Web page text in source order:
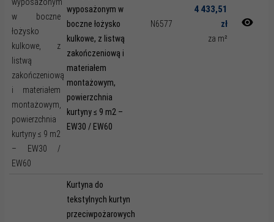
wyposażonym w
boczne łożysko
kulkowe, z listwą
zakończeniową i
materiałem
montażowym,
powierzchnia
kurtyny ≤ 9 m2 –
EW30 / EW60
N6577
4 433,51
zł
za m²
Kurtyna do
tekstylnych kurtyn
przeciwpożarowych